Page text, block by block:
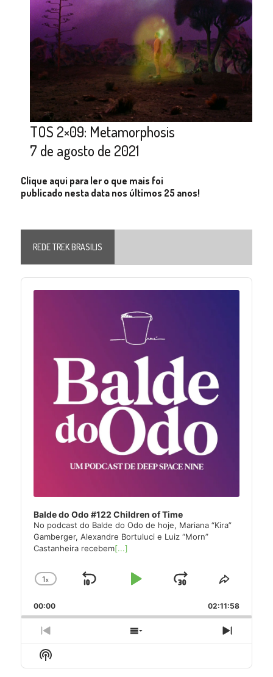
TOS 2×09: Metamorphosis
7 de agosto de 2021
Clique aqui para ler o que mais foi
publicado nesta data nos últimos 25 anos!
REDE TREK BRASILIS
Audio
Player
Balde do Odo #122 Children of Time
No podcast do Balde do Odo de hoje, Mariana “Kira”
Gamberger, Alexandre Bortuluci e Luiz “Morn”
Castanheira recebem[...]
Change
Rate
1x
Skip
Play
Jump
Forward
Share
Episode
00:00 02:11:58
Previous
Episode
Show
Episodes
Next
Episode
Show
Podcast